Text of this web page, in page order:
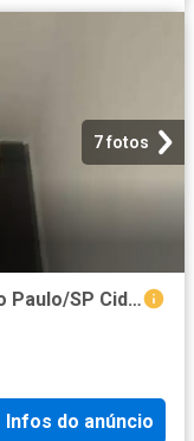
7 fotos
Casa / Sobrado para Venda em São Paulo/SP Cidade Nitro Operária 2 Quartos
Infos do anúncio